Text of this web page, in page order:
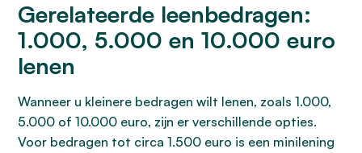
Gerelateerde leenbedragen:
1.000, 5.000 en 10.000 euro
lenen
Wanneer u kleinere bedragen wilt lenen, zoals 1.000,
5.000 of 10.000 euro, zijn er verschillende opties.
Voor bedragen tot circa 1.500 euro is een minilening